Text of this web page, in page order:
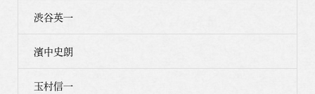
渋谷英一
濱中史朗
玉村信一